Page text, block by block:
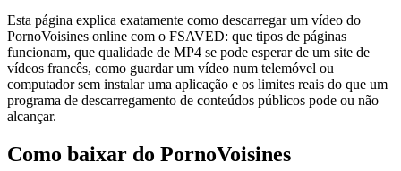
Esta página explica exatamente como descarregar um vídeo do
PornoVoisines online com o FSAVED: que tipos de páginas
funcionam, que qualidade de MP4 se pode esperar de um site de
vídeos francês, como guardar um vídeo num telemóvel ou
computador sem instalar uma aplicação e os limites reais do que um
programa de descarregamento de conteúdos públicos pode ou não
alcançar.
Como baixar do PornoVoisines